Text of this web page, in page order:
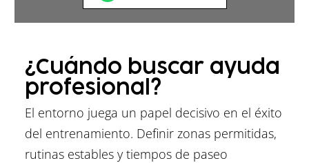
¿Cuándo buscar ayuda
profesional?
El entorno juega un papel decisivo en el éxito
del entrenamiento. Definir zonas permitidas,
rutinas estables y tiempos de paseo